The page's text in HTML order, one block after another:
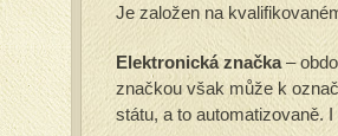
Je založen na
Elektronická značka–
značkou však může k
státu, a to automatizovaně.